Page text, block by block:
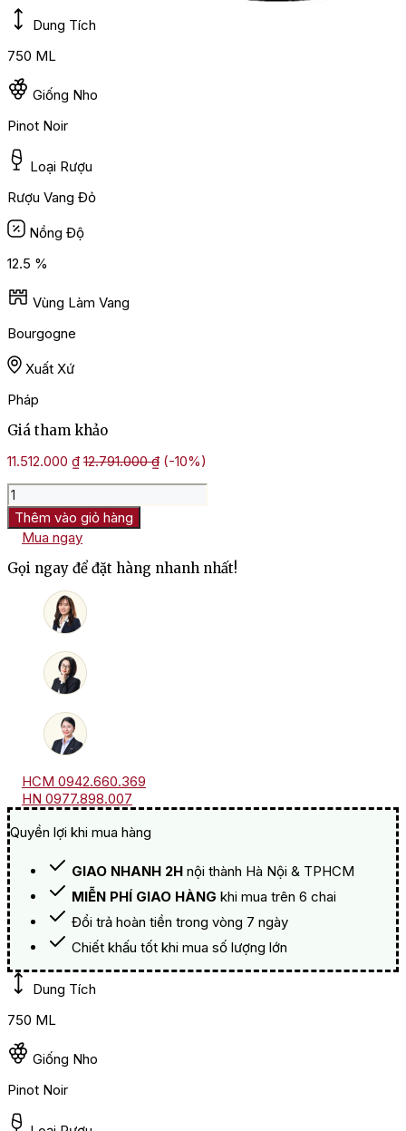
Dung Tích
750 ML
Giống Nho
Pinot Noir
Loại Rượu
Rượu Vang Đỏ
Nồng Độ
12.5 %
Vùng Làm Vang
Bourgogne
Xuất Xứ
Pháp
Giá tham khảo
11.512.000 ₫ 12.791.000₫ (-10%)
Rượu
Vang
Pháp
Maison
Leroy
Chorey
Beaune
Thêm vào giỏ hàng
Mua ngay
Gọi ngay để đặt hàng nhanh nhất!
HCM 0942.660.369
HN 0977.898.007
Quyền lợi khi mua hàng
GIAO NHANH 2H nội thành Hà Nội & TPHCM
MIỄN PHÍ GIAO HÀNG khi mua trên 6 chai
Đổi trả hoàn tiền trong vòng 7 ngày
Chiết khấu tốt khi mua số lượng lớn
Dung Tích
750 ML
Giống Nho
Pinot Noir